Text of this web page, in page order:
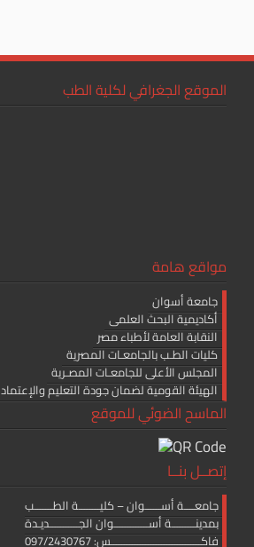
الموقع الجغرافي لكلية الطب
مواقع هامة
جامعة أسوان
أكاديمية البحث العلمى
النقابة العامة لأطباء مصر
كليات الطـب بالجامعـات المصرية
المجلس الأعلى للجامعـات المصـرية
الهيئة القومية لضمان جودة التعليم والإعتماد
الماسح الضوئي للموقع
إتصــل بنــا
جامعــــة أســــــوان – كليــــــــة الطـــــــب
بمدينـــــــــة أســـــــــــــوان الجـــــــــــديـدة
فاكــــــــــــــــــــــــــــــــــس: 097/2430767